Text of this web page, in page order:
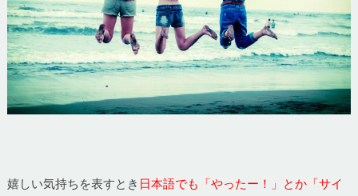
嬉しい気持ちを表すとき 日本語でも「やったー！」とか「サイ